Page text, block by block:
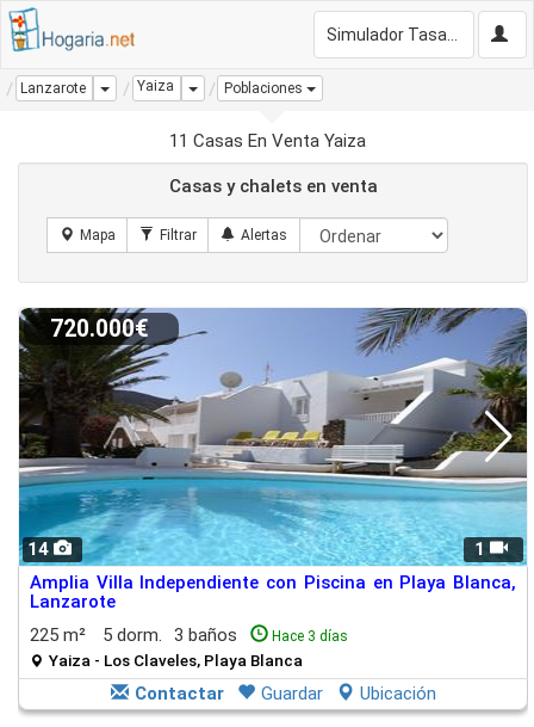
Lanzarote Dropdown
Yaiza Dropdown
Poblaciones
11 Casas En Venta Yaiza
Casas y chalets en venta
14 1
720.000€
Amplia Villa Independiente con Piscina en Playa Blanca,
Lanzarote
225 m²
5 dorm. 3 baños Hace 3 días
Yaiza - Los Claveles, Playa Blanca
Contactar Guardar Ubicación